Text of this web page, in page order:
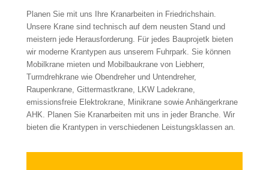
Planen Sie mit uns Ihre Kranarbeiten in Friedrichshain.
Unsere Krane sind technisch auf dem neusten Stand und
meistern jede Herausforderung. Für jedes Bauprojetk bieten
wir moderne Krantypen aus unserem Fuhrpark. Sie können
Mobilkrane mieten und Mobilbaukrane von Liebherr,
Turmdrehkrane wie Obendreher und Untendreher,
Raupenkrane, Gittermastkrane, LKW Ladekrane,
emissionsfreie Elektrokrane, Minikrane sowie Anhängerkrane
AHK. Planen Sie Kranarbeiten mit uns in jeder Branche. Wir
bieten die Krantypen in verschiedenen Leistungsklassen an.